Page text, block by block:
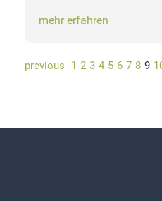
mehr erfahren
previous 1 2 3 4 5 6 7 8 9